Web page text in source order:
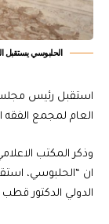
الحلبوسي يستقبل
استقبل رئيس مجلس
العام لمجمع الفقه
وذكر المكتب
ان “الحلبوسي،
الدولي الدكتور